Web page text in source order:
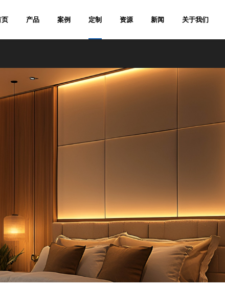
页 产品 案例 定制 资源 新闻 关于我们